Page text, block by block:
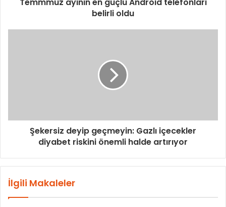
belirli oldu
Şekersiz deyip geçmeyin: Gazlı içecekler
diyabet riskini önemli halde artırıyor
İlgili Makaleler